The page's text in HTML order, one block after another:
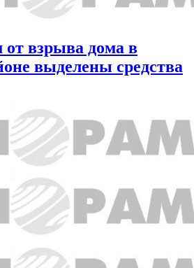
взрыва дома в
выделены средства